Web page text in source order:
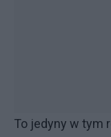
To jedyny w tym